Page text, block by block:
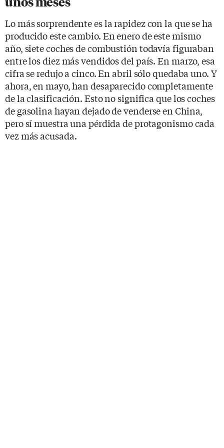
Lo más sorprendente es la rapidez con la que se ha
producido este cambio. En enero de este mismo
año, siete coches de combustión todavía figuraban
entre los diez más vendidos del país. En marzo, esa
cifra se redujo a cinco. En abril sólo quedaba uno. Y
ahora, en mayo, han desaparecido completamente
de la clasificación. Esto no significa que los coches
de gasolina hayan dejado de venderse en China,
pero sí muestra una pérdida de protagonismo cada
vez más acusada.